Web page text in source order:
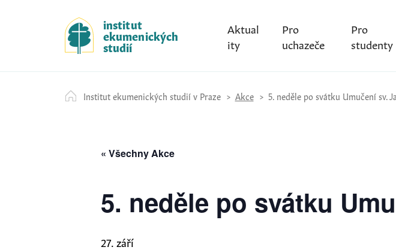
k
i
p
t
c
institut
ekumenických
studií
Aktual
ity
Pro
uchazeče
Pro
studenty
Institut ekumenických studií v Praze Akce 5. neděle po svátku Umučení sv.
« Všechny Akce
5. neděle po svátku
27. září